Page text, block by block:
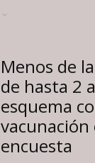
Menos de
de hasta 2
esquema
vacunación
encuesta